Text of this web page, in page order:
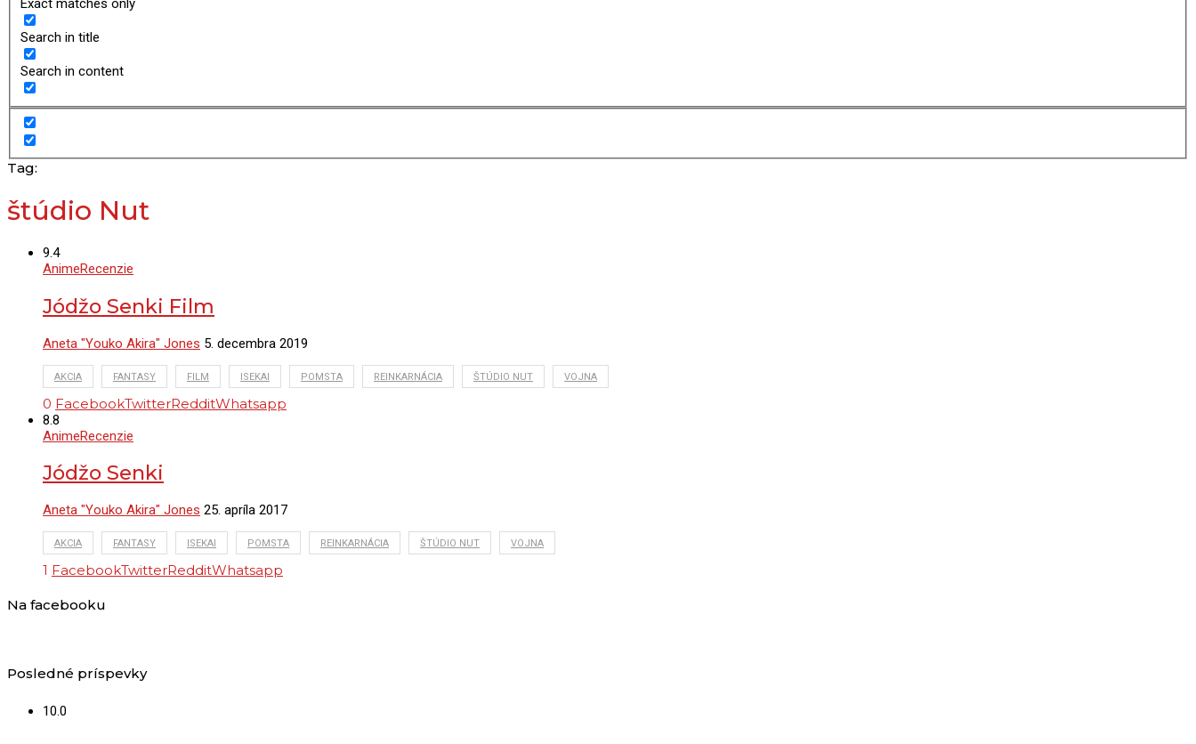
Exact matches only
Search in title
Search in content
Tag:
štúdio Nut
9.4
AnimeRecenzie
Jódžo Senki Film
Aneta "Youko Akira" Jones 5. decembra 2019
AKCIA FANTASY FILM ISEKAI POMSTA REINKARNÁCIA ŠTÚDIO NUT VOJNA
0 FacebookTwitterRedditWhatsapp
8.8
AnimeRecenzie
Jódžo Senki
Aneta "Youko Akira" Jones 25. apríla 2017
AKCIA FANTASY ISEKAI POMSTA REINKARNÁCIA ŠTÚDIO NUT VOJNA
1 FacebookTwitterRedditWhatsapp
Na facebooku
Posledné príspevky
10.0